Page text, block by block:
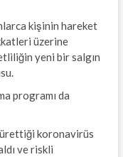
kişinin hareket
üzerine
yeni bir salgın
programı da
ürettiği koronavirüs
ve riskli